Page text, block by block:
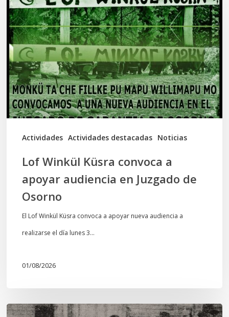
Actividades Actividades destacadas Noticias
Küsra
convoca
a
apoyar
audiencia
en
Juzgado
Lof Winkül Küsra convoca a
apoyar audiencia en Juzgado de
Osorno
El Lof Winkül Küsra convoca a apoyar nueva audiencia a
realizarse el día lunes 3…
01/08/2026
Chawrakawin: